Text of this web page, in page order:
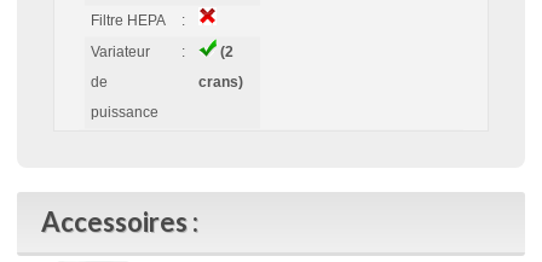
Filtre HEPA
:
Variateur
de
puissance
:
(2
crans)
Accessoires :